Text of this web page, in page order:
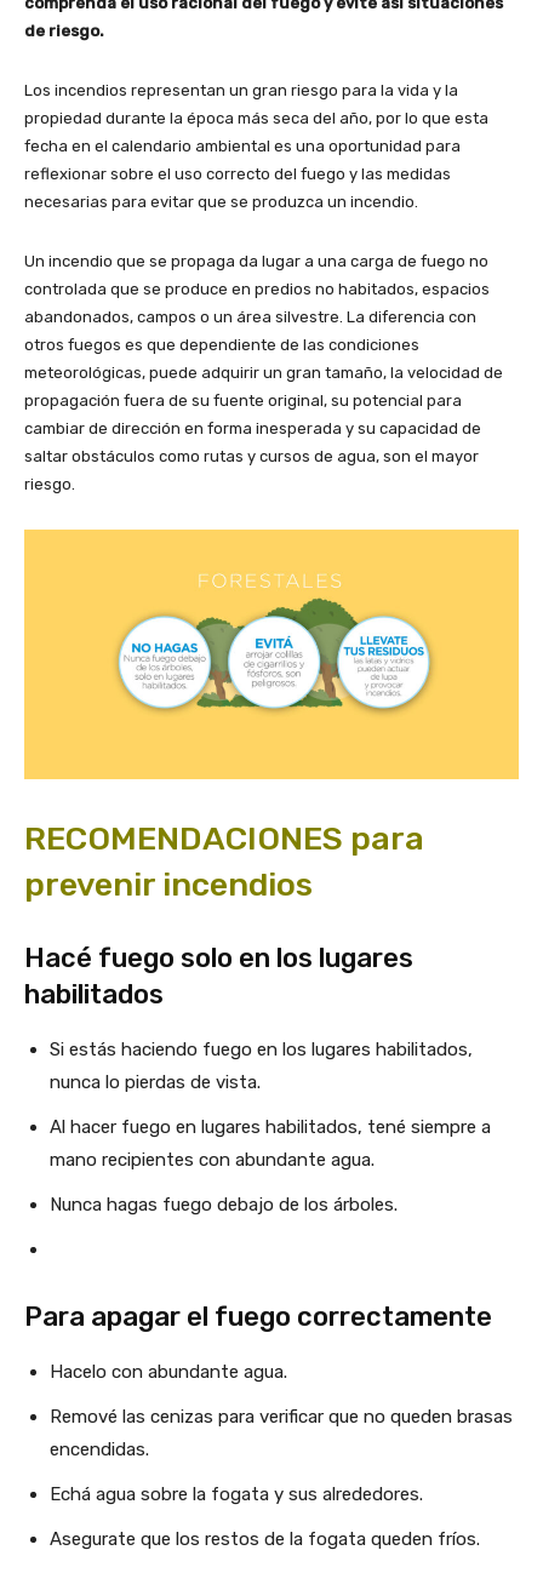
de riesgo.
Los incendios representan un gran riesgo para la vida y la
propiedad durante la época más seca del año, por lo que esta
fecha en el calendario ambiental es una oportunidad para
reflexionar sobre el uso correcto del fuego y las medidas
necesarias para evitar que se produzca un incendio.
Un incendio que se propaga da lugar a una carga de fuego no
controlada que se produce en predios no habitados, espacios
abandonados, campos o un área silvestre. La diferencia con
otros fuegos es que dependiente de las condiciones
meteorológicas, puede adquirir un gran tamaño, la velocidad de
propagación fuera de su fuente original, su potencial para
cambiar de dirección en forma inesperada y su capacidad de
saltar obstáculos como rutas y cursos de agua, son el mayor
riesgo.
RECOMENDACIONES para
prevenir incendios
Hacé fuego solo en los lugares
habilitados
Si estás haciendo fuego en los lugares habilitados,
nunca lo pierdas de vista.
Al hacer fuego en lugares habilitados, tené siempre a
mano recipientes con abundante agua.
Nunca hagas fuego debajo de los árboles.
Para apagar el fuego correctamente
Hacelo con abundante agua.
Remové las cenizas para verificar que no queden brasas
encendidas.
Echá agua sobre la fogata y sus alrededores.
Asegurate que los restos de la fogata queden fríos.